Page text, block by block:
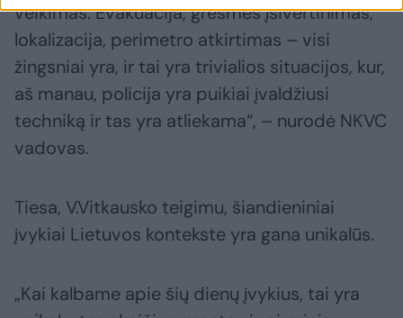
veikimas. Evakuacija, grėsmės įsivertinimas,
lokalizacija, perimetro atkirtimas – visi
žingsniai yra, ir tai yra trivialios situacijos, kur,
aš manau, policija yra puikiai įvaldžiusi
techniką ir tas yra atliekama“, – nurodė NKVC
vadovas.
Tiesa, V.Vitkausko teigimu, šiandieniniai
įvykiai Lietuvos kontekste yra gana unikalūs.
„Kai kalbame apie šių dienų įvykius, tai yra